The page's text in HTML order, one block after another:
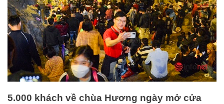
5.000 khách về chùa Hương ngày mở cửa